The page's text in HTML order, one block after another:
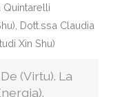
Quintarelli
Dott.ssa Claudia
Xin Shu)
(Virtu). La